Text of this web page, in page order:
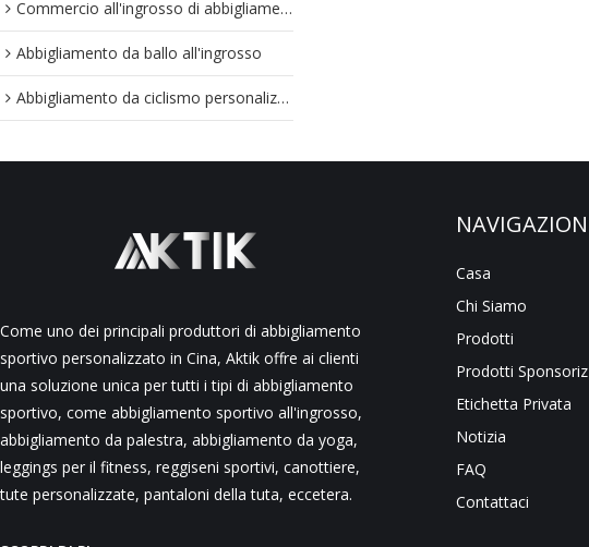
Commercio all'ingrosso di abbigliamento senza cuciture
Abbigliamento da ballo all'ingrosso
Abbigliamento da ciclismo personalizzato
Come uno dei principali produttori di abbigliamento
sportivo personalizzato in Cina, Aktik offre ai clienti
una soluzione unica per tutti i tipi di abbigliamento
sportivo, come abbigliamento sportivo all'ingrosso,
abbigliamento da palestra, abbigliamento da yoga,
leggings per il fitness, reggiseni sportivi, canottiere,
tute personalizzate, pantaloni della tuta, eccetera.
Casa
Chi Siamo
Prodotti
Prodotti
Etichetta Privata
Notizia
FAQ
Contattaci